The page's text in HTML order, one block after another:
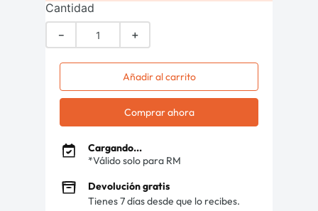
Cantidad
＋
－
Añadir al carrito
Comprar ahora
Cargando...
*Válido solo para RM
Devolución gratis
Tienes 7 días desde que lo recibes.